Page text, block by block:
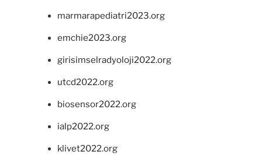
marmarapediatri2023.org
emchie2023.org
girisimselradyoloji2022.org
utcd2022.org
biosensor2022.org
ialp2022.org
klivet2022.org